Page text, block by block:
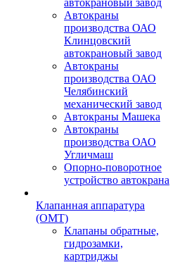
автокрановый завод
Автокраны
производства ОАО
Клинцовский
автокрановый завод
Автокраны
производства ОАО
Челябинский
механический завод
Автокраны Машека
Автокраны
производства ОАО
Угличмаш
Опорно-поворотное
устройство автокрана
Клапанная аппаратура
(OMT)
Клапаны обратные,
гидрозамки,
картриджы